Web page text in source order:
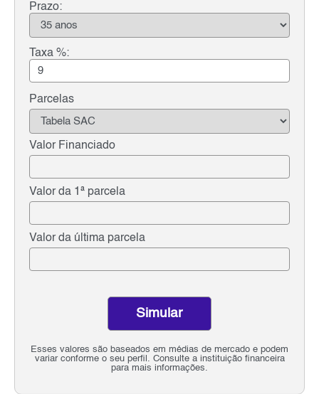
Prazo:
Taxa %:
Parcelas
Valor Financiado
Valor da 1ª parcela
Valor da última parcela
Esses valores são baseados em médias de mercado e podem
variar conforme o seu perfil. Consulte a instituição financeira
para mais informações.
Simular